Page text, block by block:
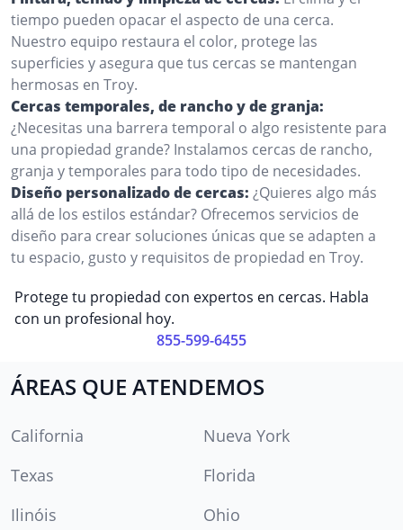
tiempo pueden opacar el aspecto de una cerca.
Nuestro equipo restaura el color, protege las
superficies y asegura que tus cercas se mantengan
hermosas en Troy.
Cercas temporales, de rancho y de granja:
¿Necesitas una barrera temporal o algo resistente para
una propiedad grande? Instalamos cercas de rancho,
granja y temporales para todo tipo de necesidades.
Diseño personalizado de cercas: ¿Quieres algo más
allá de los estilos estándar? Ofrecemos servicios de
diseño para crear soluciones únicas que se adapten a
tu espacio, gusto y requisitos de propiedad en Troy.
Protege tu propiedad con expertos en cercas. Habla
con un profesional hoy.
855-599-6455
ÁREAS QUE ATENDEMOS
California
Nueva York
Texas
Florida
Ilinóis
Ohio